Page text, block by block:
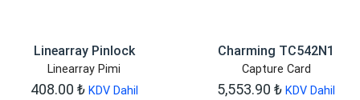
Linearray Pinlock
Linearray Pimi
408.00 ₺ KDV Dahil
Charming TC542N1
Capture Card
5,553.90 ₺ KDV Dahil